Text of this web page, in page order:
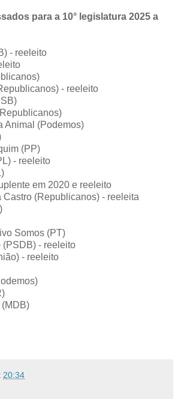
para a 10° legislatura 2025 a
- reeleito
- reeleito
Animal (Podemos)
(PP)
- reeleito
em 2020 e reeleito
Castro (Republicanos) - reeleita
Somos (PT)
(PSDB) - reeleito
- reeleito
20:34